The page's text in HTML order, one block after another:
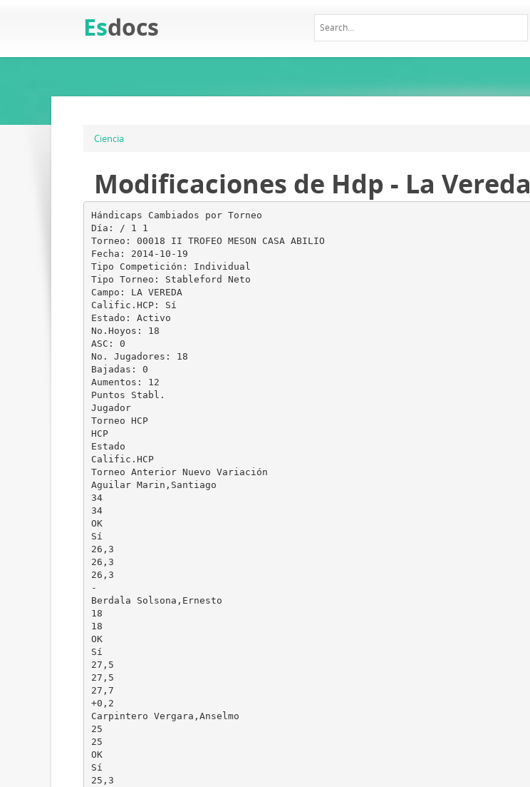
Esdocs
Ciencia
Modificaciones de Hdp - La Vereda
Hándicaps Cambiados por Torneo
Día: / 1 1
Torneo: 00018 II TROFEO MESON CASA ABILIO
Fecha: 2014-10-19
Tipo Competición: Individual
Tipo Torneo: Stableford Neto
Campo: LA VEREDA
Calific.HCP: Sí
Estado: Activo
No.Hoyos: 18
ASC: 0
No. Jugadores: 18
Bajadas: 0
Aumentos: 12
Puntos Stabl.
Jugador
Torneo HCP
HCP
Estado
Calific.HCP
Torneo Anterior Nuevo Variación
Aguilar Marin,Santiago
34
34
OK
Sí
26,3
26,3
26,3
-
Berdala Solsona,Ernesto
18
18
OK
Sí
27,5
27,5
27,7
+0,2
Carpintero Vergara,Anselmo
25
25
OK
Sí
25,3